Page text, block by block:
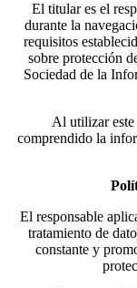
El titular es el
durante la
requisitos
sobre protección
Sociedad de la
Al utilizar este
comprendido la
El responsable
tratamiento de
constante y